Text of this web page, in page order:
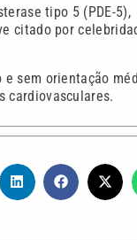
tipo 5 (PDE-5),
citado por
e sem orientação
cardiovasculares.